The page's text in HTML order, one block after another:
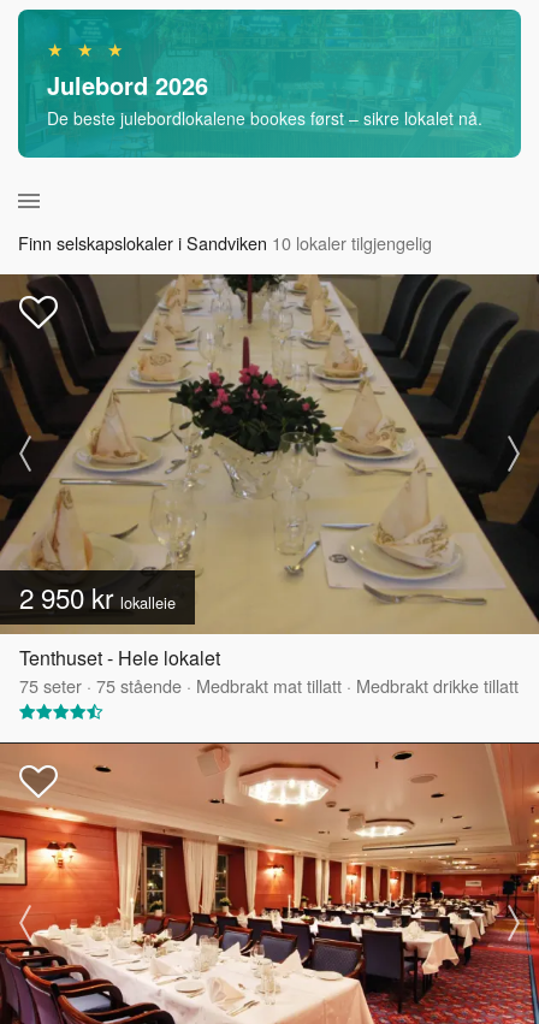
★ ★ ★
Julebord 2026
De beste julebordlokalene bookes først – sikre lokalet nå.
Finn selskapslokaler i Sandviken 10 lokaler tilgjengelig
2 950 kr lokalleie
Tenthuset - Hele lokalet
75seter · 75stående · Medbrakt mat tillatt · Medbrakt drikke tillatt